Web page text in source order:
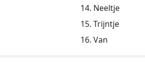
Neeltje
Trijntje
Van